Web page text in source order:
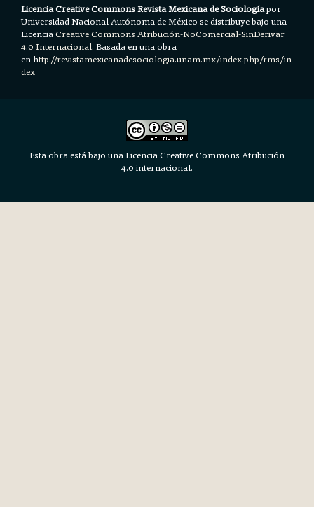
Licencia Creative Commons Revista Mexicana de Sociologíapor
Universidad Nacional Autónoma de México se distribuye bajo una
LicenciaCreative Commons Atribución-NoComercial-SinDerivar
4.0 Internacional.Basada en una obra
en http://revistamexicanadesociologia.unam.mx/index.php/rms/in
dex
Esta obra está bajo una Licencia Creative Commons Atribución
4.0 internacional.